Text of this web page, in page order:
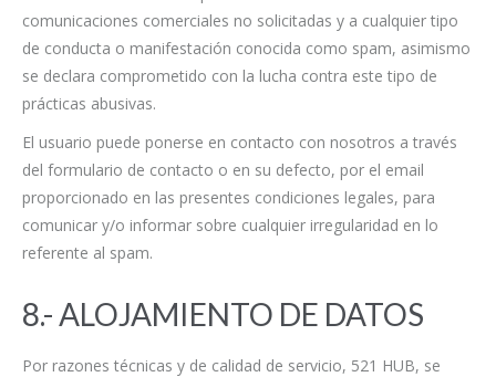
comunicaciones comerciales no solicitadas y a cualquier tipo
de conducta o manifestación conocida como spam, asimismo
se declara comprometido con la lucha contra este tipo de
prácticas abusivas.
El usuario puede ponerse en contacto con nosotros a través
del formulario de contacto o en su defecto, por el email
proporcionado en las presentes condiciones legales, para
comunicar y/o informar sobre cualquier irregularidad en lo
referente al spam.
8.- ALOJAMIENTO DE DATOS
Por razones técnicas y de calidad de servicio, 521 HUB, se